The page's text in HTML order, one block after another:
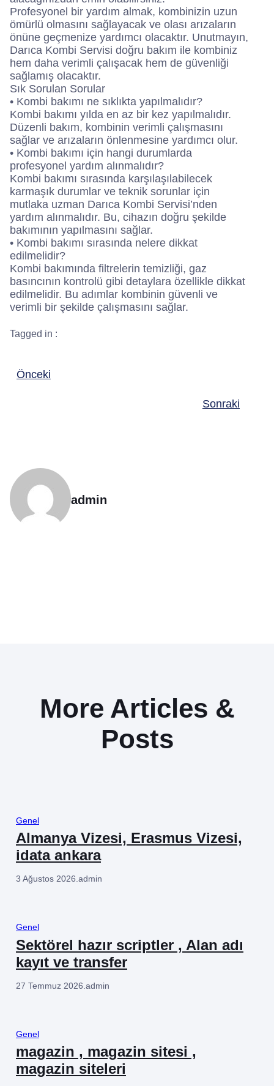
Profesyonel bir yardım almak, kombinizin uzun
ömürlü olmasını sağlayacak ve olası arızaların
önüne geçmenize yardımcı olacaktır. Unutmayın,
Darıca Kombi Servisi doğru bakım ile kombiniz
hem daha verimli çalışacak hem de güvenliği
sağlamış olacaktır.
Sık Sorulan Sorular
• Kombi bakımı ne sıklıkta yapılmalıdır?
Kombi bakımı yılda en az bir kez yapılmalıdır.
Düzenli bakım, kombinin verimli çalışmasını
sağlar ve arızaların önlenmesine yardımcı olur.
• Kombi bakımı için hangi durumlarda
profesyonel yardım alınmalıdır?
Kombi bakımı sırasında karşılaşılabilecek
karmaşık durumlar ve teknik sorunlar için
mutlaka uzman Darıca Kombi Servisi’nden
yardım alınmalıdır. Bu, cihazın doğru şekilde
bakımının yapılmasını sağlar.
• Kombi bakımı sırasında nelere dikkat
edilmelidir?
Kombi bakımında filtrelerin temizliği, gaz
basıncının kontrolü gibi detaylara özellikle dikkat
edilmelidir. Bu adımlar kombinin güvenli ve
verimli bir şekilde çalışmasını sağlar.
Tagged in :
Önceki
Sonraki
admin
More Articles &
Posts
Genel
Almanya Vizesi, Erasmus Vizesi,
idata ankara
3 Ağustos 2026.admin
Genel
Sektörel hazır scriptler , Alan adı
kayıt ve transfer
27 Temmuz 2026 admin
Genel
magazin , magazin sitesi ,
magazin siteleri